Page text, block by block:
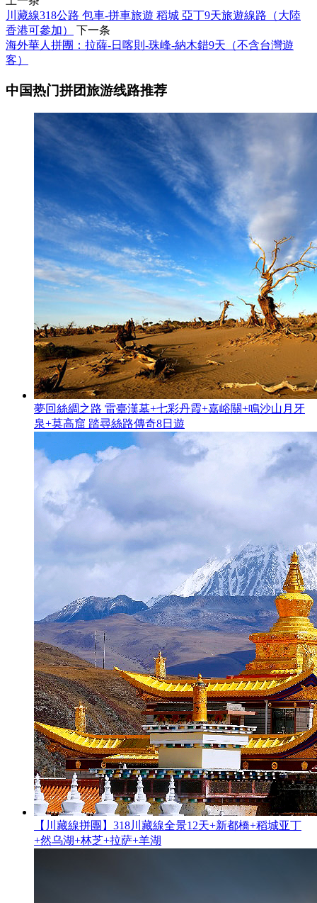
川藏線318公路 包車-拼車旅遊 稻城 亞丁9天旅遊線路（大陸
香港可參加）
下一条
海外華人拼團：拉薩-日喀則-珠峰-納木錯9天（不含台灣遊
客）
中国热门拼团旅游线路推荐
夢回絲綢之路 雷臺漢墓+七彩丹霞+嘉峪關+鳴沙山月牙
泉+莫高窟 踏尋絲路傳奇8日遊
【川藏線拼團】318川藏線全景12天+新都橋+稻城亚丁
+然乌湖+林芝+拉萨+羊湖